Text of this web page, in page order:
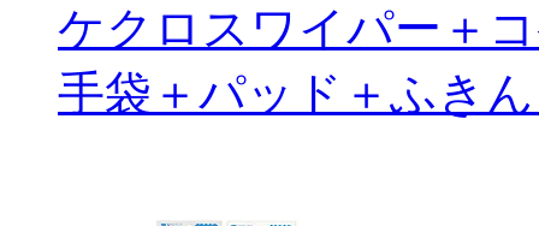
ケクロスワイパー＋
手袋＋パッド＋ふき